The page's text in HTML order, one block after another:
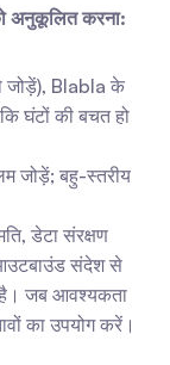
अनुकूलित करना:
जोड़ें), Blabla के
घंटों की बचत हो
जोड़ें; बहु-स्तरीय
डेटा संरक्षण
संदेश से
है। जब आवश्यकता
का उपयोग करें।